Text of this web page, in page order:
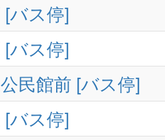
バス停]
バス停]
民館前 [バス停]
バス停]